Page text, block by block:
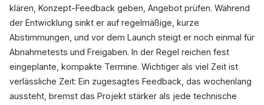
klären, Konzept-Feedback geben, Angebot prüfen. Während
der Entwicklung sinkt er auf regelmäßige, kurze
Abstimmungen, und vor dem Launch steigt er noch einmal für
Abnahmetests und Freigaben. In der Regel reichen fest
eingeplante, kompakte Termine. Wichtiger als viel Zeit ist
verlässliche Zeit: Ein zugesagtes Feedback, das wochenlang
aussteht, bremst das Projekt stärker als jede technische